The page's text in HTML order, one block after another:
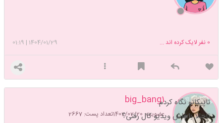
1404/01/29
|
01:19 0 نفر لایک کرده اند ...
big_bang1
عضویت: 1402/02/20 تعداد پست: 2667
تاپیکاتو نگاه کردم
تاحالا باهاش ویدیو کال رفتی؟